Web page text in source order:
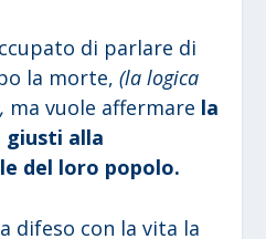
di parlare di
la morte,(la logica
ma vuole affermare la
giusti alla
del loro popolo.
difeso con la vita la